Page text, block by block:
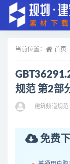
当前位置： 首页
规范 第2部
建筑频道规范
免费
全部